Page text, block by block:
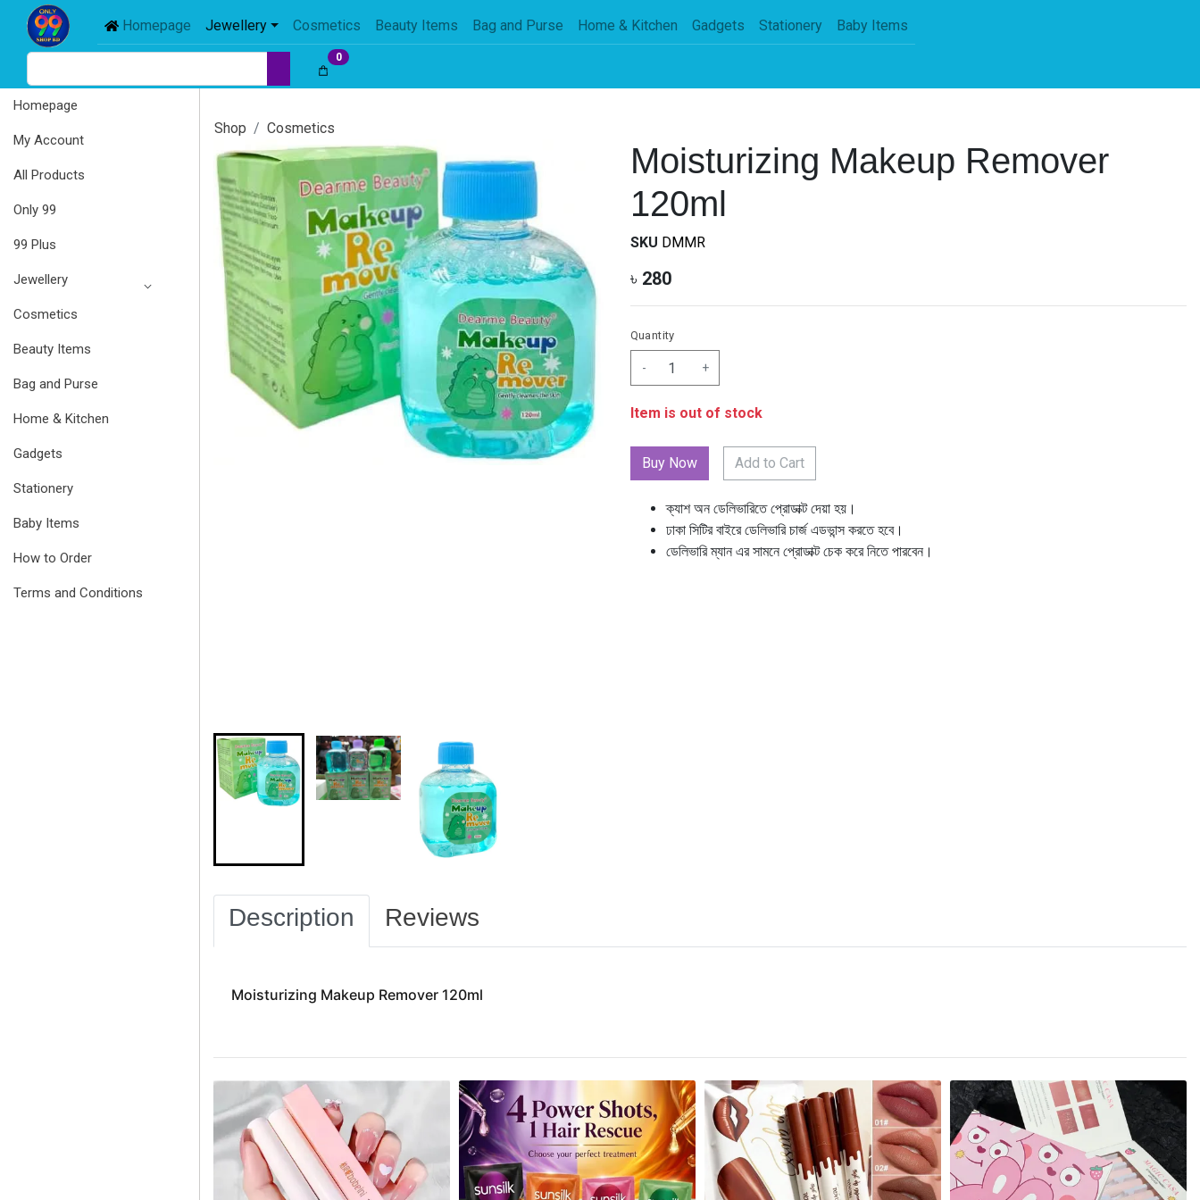
Homepage Jewellery Cosmetics Beauty Items Bag and Purse Home & Kitchen Gadgets Stationery Baby Items
0
Homepage
My Account
All Products
Only 99
99 Plus
Jewellery
Cosmetics
Beauty Items
Bag and Purse
Home & Kitchen
Gadgets
Stationery
Baby Items
How to Order
Terms and Conditions
Shop Cosmetics
Moisturizing Makeup Remover
120ml
SKU DMMR
৳ 280
Quantity
- +
Item is out of stock
Add to Cart
ক্যাশ অন ডেলিভারিতে প্রোডাক্ট দেয়া হয়।
ঢাকা সিটির বাইরে ডেলিভারি চার্জ এডভান্স করতে হবে।
ডেলিভারি ম্যান এর সামনে প্রোডাক্ট চেক করে নিতে পারবেন।
Description Reviews
Moisturizing Makeup Remover 120ml